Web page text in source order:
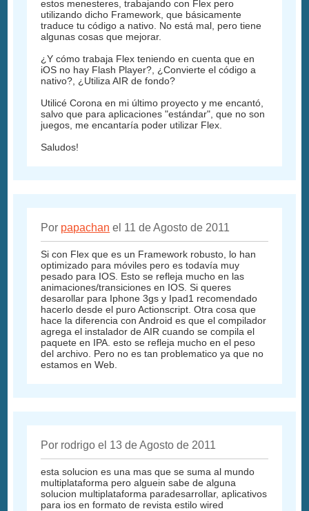
estos menesteres, trabajando con Flex pero
utilizando dicho Framework, que básicamente
traduce tu código a nativo. No está mal, pero tiene
algunas cosas que mejorar.
¿Y cómo trabaja Flex teniendo en cuenta que en
iOS no hay Flash Player?, ¿Convierte el código a
nativo?, ¿Utiliza AIR de fondo?
Utilicé Corona en mi último proyecto y me encantó,
salvo que para aplicaciones "estándar", que no son
juegos, me encantaría poder utilizar Flex.
Saludos!
Por papachan el 11 de Agosto de 2011
Si con Flex que es un Framework robusto, lo han
optimizado para móviles pero es todavía muy
pesado para IOS. Esto se refleja mucho en las
animaciones/transiciones en IOS. Si queres
desarollar para Iphone 3gs y Ipad1 recomendado
hacerlo desde el puro Actionscript. Otra cosa que
hace la diferencia con Android es que el compilador
agrega el instalador de AIR cuando se compila el
paquete en IPA. esto se refleja mucho en el peso
del archivo. Pero no es tan problematico ya que no
estamos en Web.
Por rodrigo el 13 de Agosto de 2011
esta solucion es una mas que se suma al mundo
multiplataforma pero alguein sabe de alguna
solucion multiplataforma paradesarrollar, aplicativos
para ios en formato de revista estilo wired